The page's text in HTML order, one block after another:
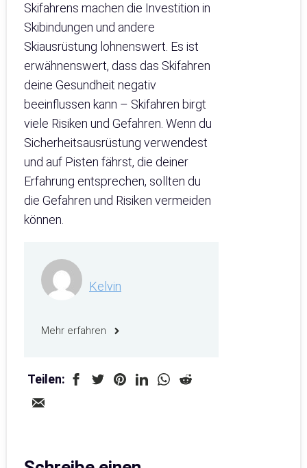
Skifahrens machen die Investition in
Skibindungen und andere
Skiausrüstung lohnenswert. Es ist
erwähnenswert, dass das Skifahren
deine Gesundheit negativ
beeinflussen kann – Skifahren birgt
viele Risiken und Gefahren. Wenn du
Sicherheitsausrüstung verwendest
und auf Pisten fährst, die deiner
Erfahrung entsprechen, sollten du
die Gefahren und Risiken vermeiden
können.
Kelvin
Mehr erfahren
Teilen: